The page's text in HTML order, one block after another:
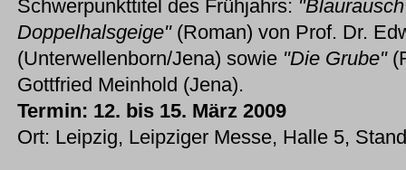
Schwerpunkttitel des Frühjahrs:
Doppelhalsgeige"(Roman) von Prof. Dr.
(Unterwellenborn/Jena) sowie "Die Grube"
Gottfried Meinhold (Jena).
Termin: 12. bis 15. März 2009
Ort: Leipzig, Leipziger Messe, Halle 5,